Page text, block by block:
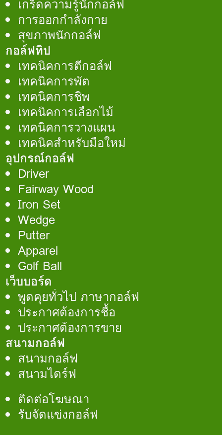
เกร็ดความรู้นักกอล์ฟ
การออกกำลังกาย
สุขภาพนักกอล์ฟ
กอล์ฟทิป
เทคนิคการตีกอล์ฟ
เทคนิคการพัต
เทคนิคการชิพ
เทคนิคการเลือกไม้
เทคนิคการวางแผน
เทคนิคสำหรับมือใหม่
อุปกรณ์กอล์ฟ
Driver
Fairway Wood
Iron Set
Wedge
Putter
Apparel
Golf Ball
เว็บบอร์ด
พูดคุยทั่วไป ภาษากอล์ฟ
ประกาศต้องการชื้อ
ประกาศต้องการขาย
สนามกอล์ฟ
สนามกอล์ฟ
สนามไดร์ฟ
ติดต่อโฆษณา
รับจัดแข่งกอล์ฟ